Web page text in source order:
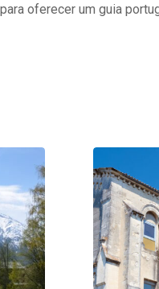
oferecer um guia